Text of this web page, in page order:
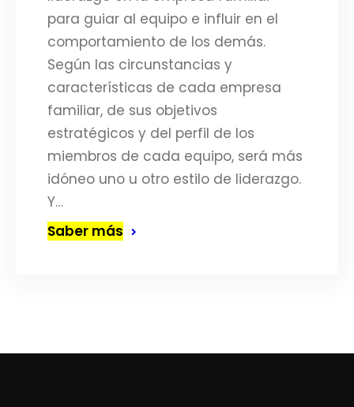
para guiar al equipo e influir en el
comportamiento de los demás.
Según las circunstancias y
características de cada empresa
familiar, de sus objetivos
estratégicos y del perfil de los
miembros de cada equipo, será más
idóneo uno u otro estilo de liderazgo.
Y…
Saber más